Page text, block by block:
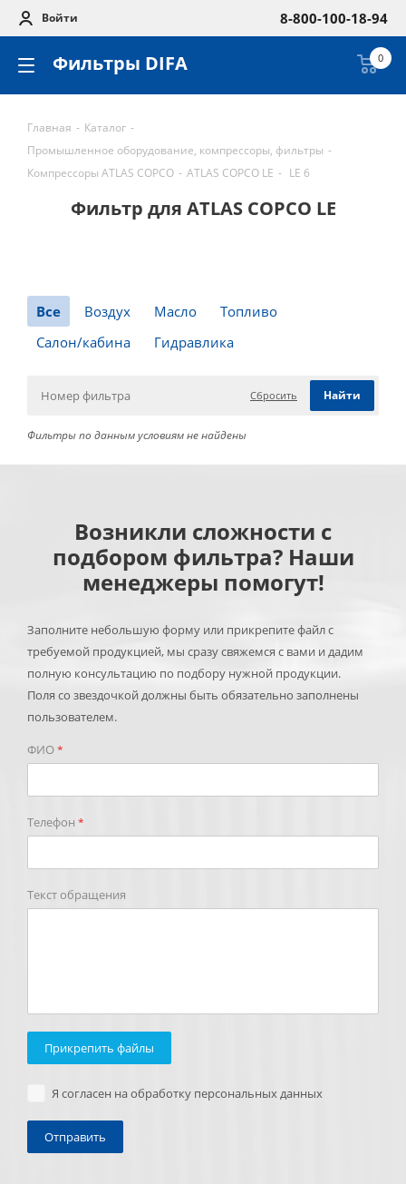
Войти 8-800-100-18-94
Фильтры DIFA 0
Главная - Каталог -
Промышленное оборудование, компрессоры, фильтры -
Компрессоры ATLAS COPCO - ATLAS COPCO LE - LE 6
Фильтр для ATLAS COPCO LE
Все Воздух Масло
Топливо
Салон/кабина
Гидравлика
Сбросить
Фильтры по данным условиям не найдены
Возникли сложности с
подбором фильтра? Наши
менеджеры помогут!
Заполните небольшую форму или прикрепите файл с
требуемой продукцией, мы сразу свяжемся с вами и дадим
полную консультацию по подбору нужной продукции.
Поля со звездочкой должны быть обязательно заполнены
пользователем.
ФИО*
Телефон *
Текст обращения
Прикрепить файлы
Я согласен на обработку персональных данных